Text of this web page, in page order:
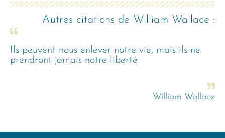
Autres citations de William Wallace :
Ils peuvent nous enlever notre vie, mais ils ne
prendront jamais notre liberté
William Wallace